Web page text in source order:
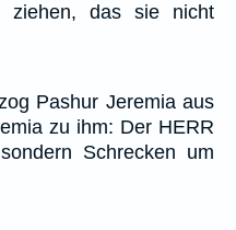
das sie nicht
Pashur Jeremia aus
zu ihm: Der HERR
Schrecken um